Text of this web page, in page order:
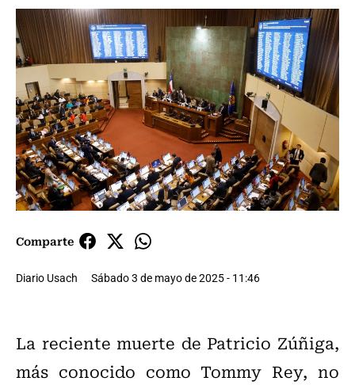
Comparte
Diario Usach Sábado 3 de mayo de 2025 - 11:46
La reciente muerte de Patricio Zúñiga,
más conocido como Tommy Rey, no